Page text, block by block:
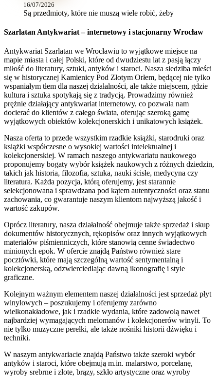
16/07/2026
Są przedmioty, które nie muszą wiele robić, żeby
Szarlatan Antykwariat – internetowy i stacjonarny Wrocław
Antykwariat Szarlatan we Wrocławiu to wyjątkowe miejsce na
mapie miasta i całej Polski, które od dwudziestu lat z pasją łączy
miłość do literatury, sztuki, antyków i staroci. Nasza siedziba mieści
się w historycznej Kamienicy Pod Złotym Orłem, będącej nie tylko
wspaniałym tłem dla naszej działalności, ale także miejscem, gdzie
kultura i sztuka spotykają się z tradycją. Prowadzimy również
prężnie działający antykwariat internetowy, co pozwala nam
docierać do klientów z całego świata, oferując szeroką gamę
wyjątkowych obiektów kolekcjonerskich i unikatowych książek.
Nasza oferta to przede wszystkim rzadkie książki, starodruki oraz
książki współczesne o wysokiej wartości intelektualnej i
kolekcjonerskiej. W ramach naszego antykwariatu naukowego
proponujemy bogaty wybór książek naukowych z różnych dziedzin,
takich jak historia, filozofia, sztuka, nauki ścisłe, medycyna czy
literatura. Każda pozycja, którą oferujemy, jest starannie
selekcjonowana i sprawdzana pod kątem autentyczności oraz stanu
zachowania, co gwarantuje naszym klientom najwyższą jakość i
wartość zakupów.
Oprócz literatury, nasza działalność obejmuje także sprzedaż i skup
dokumentów historycznych, rękopisów oraz innych wyjątkowych
materiałów piśmienniczych, które stanowią cenne świadectwo
minionych epok. W ofercie znajdą Państwo również stare
pocztówki, które mają szczególną wartość sentymentalną i
kolekcjonerską, odzwierciedlając dawną ikonografię i style
graficzne.
Kolejnym ważnym elementem naszej działalności jest sprzedaż płyt
winylowych – poszukujemy i oferujemy zarówno
wielkonakładowe, jak i rzadkie wydania, które zadowolą nawet
najbardziej wymagających melomanów i kolekcjonerów winyli. To
nie tylko muzyczne perełki, ale także nośniki historii dźwięku i
techniki.
W naszym antykwariacie znajdą Państwo także szeroki wybór
antyków i staroci, które obejmują m.in. malarstwo, porcelanę,
wyroby srebrne i złote, brązy, szkło artystyczne oraz wyroby